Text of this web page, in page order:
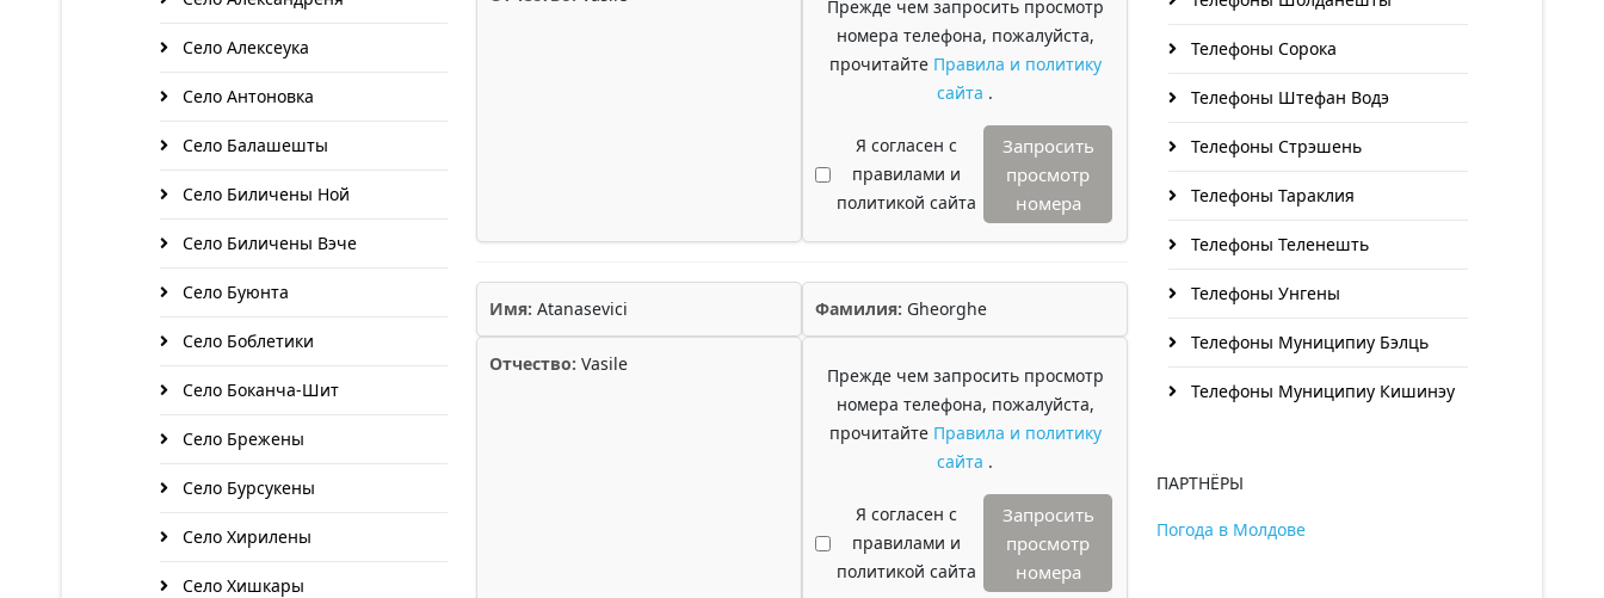
Село Алексеука
Село Антоновка
Село Балашешты
Село Биличены Ной
Село Биличены Вэче
Село Буюнта
Село Боблетики
Село Боканча-Шит
Село Брежены
Село Бурсукены
Село Хирилены
Село Хишкары
Прежде чем запросить просмотр
номера телефона, пожалуйста,
прочитайте Правила и политику
сайта .
Я согласен с
правилами и
политикой сайта
Запросить
просмотр
номера
Имя: Atanasevici Фамилия: Gheorghe
Отчество: Vasile
Прежде чем запросить просмотр
номера телефона, пожалуйста,
прочитайте Правила и политику
сайта .
Я согласен с
правилами и
политикой сайта
Запросить
просмотр
номера
Телефоны Сорока
Телефоны Штефан Водэ
Телефоны Стрэшень
Телефоны Тараклия
Телефоны Теленешть
Телефоны Унгены
Телефоны Муниципиу Бэлць
Телефоны Муниципиу Кишинэу
ПАРТНЁРЫ
Погода в Молдове